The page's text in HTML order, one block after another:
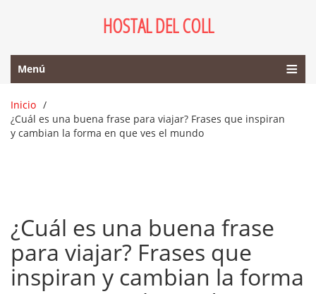
HOSTAL DEL COLL
Menú
Inicio
¿Cuál es una buena frase para viajar? Frases que inspiran
y cambian la forma en que ves el mundo
¿Cuál es una buena frase
para viajar? Frases que
inspiran y cambian la forma